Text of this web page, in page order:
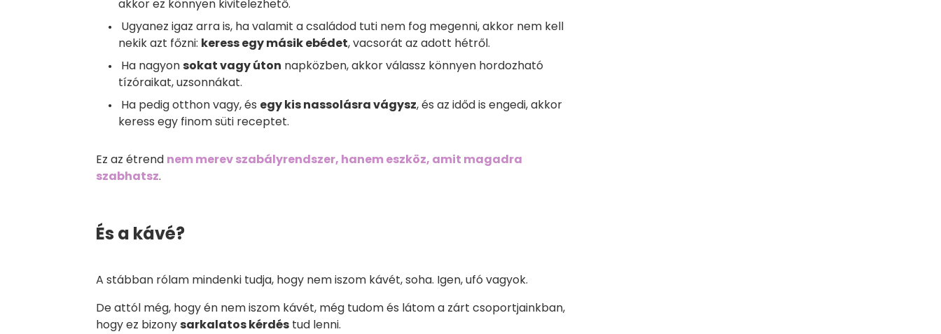
akkor ez könnyen kivitelezhető.
Ugyanez igaz arra is, ha valamit a családod tuti nem fog megenni, akkor nem kell
nekik azt főzni: keress egy másik ebédet, vacsorát az adott hétről.
Ha nagyonsokat vagy úton napközben, akkor válassz könnyen hordozható
tízóraikat, uzsonnákat.
Ha pedig otthon vagy, és egy kis nassolásra vágysz, és az időd is engedi, akkor
keress egy finom süti receptet.
Ez az étrend nem merev szabályrendszer, hanem eszköz, amit magadra
szabhatsz.
És a kávé?
A stábban rólam mindenki tudja, hogy nem iszom kávét, soha. Igen, ufó vagyok.
De attól még, hogy én nem iszom kávét, még tudom és látom a zárt csoportjainkban,
hogy ez bizonysarkalatos kérdés tud lenni.